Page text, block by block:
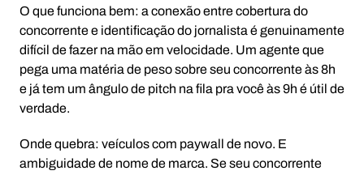
O que funciona bem: a conexão entre cobertura do
concorrente e identificação do jornalista é genuinamente
difícil de fazer na mão em velocidade. Um agente que
pega uma matéria de peso sobre seu concorrente às 8h
e já tem um ângulo de pitch na fila pra você às 9h é útil de
verdade.
Onde quebra: veículos com paywall de novo. E
ambiguidade de nome de marca. Se seu concorrente